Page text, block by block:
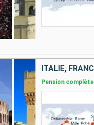
Pension complète